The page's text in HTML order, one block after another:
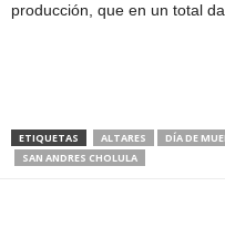
producción, que en un total
ETIQUETAS ALTARES DÍA DE
SAN ANDRES CHOLULA